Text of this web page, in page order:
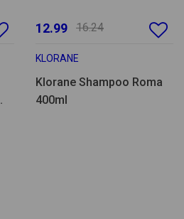
12.99 16.24
KLORANE
Klorane Shampoo Roma
400ml